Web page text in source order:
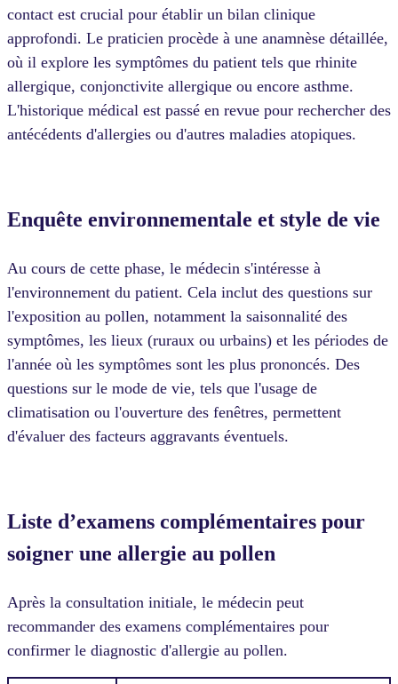
contact est crucial pour établir un bilan clinique
approfondi. Le praticien procède à une anamnèse détaillée,
où il explore les symptômes du patient tels que rhinite
allergique, conjonctivite allergique ou encore asthme.
L'historique médical est passé en revue pour rechercher des
antécédents d'allergies ou d'autres maladies atopiques.
Enquête environnementale et style de vie
Au cours de cette phase, le médecin s'intéresse à
l'environnement du patient. Cela inclut des questions sur
l'exposition au pollen, notamment la saisonnalité des
symptômes, les lieux (ruraux ou urbains) et les périodes de
l'année où les symptômes sont les plus prononcés. Des
questions sur le mode de vie, tels que l'usage de
climatisation ou l'ouverture des fenêtres, permettent
d'évaluer des facteurs aggravants éventuels.
Liste d’examens complémentaires pour
soigner une allergie au pollen
Après la consultation initiale, le médecin peut
recommander des examens complémentaires pour
confirmer le diagnostic d'allergie au pollen.